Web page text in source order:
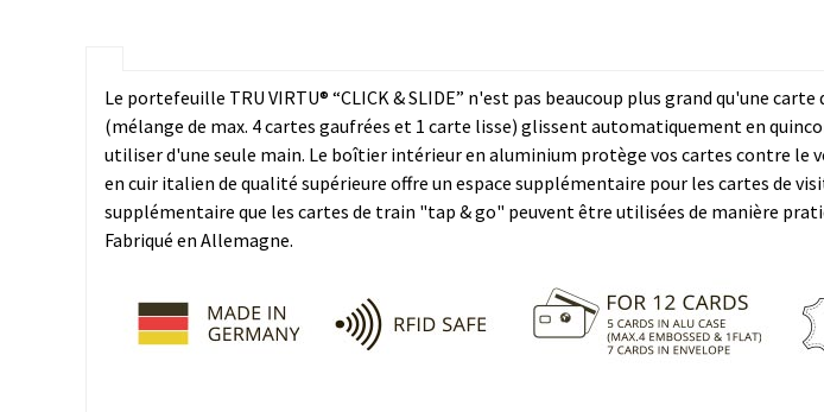
Le portefeuille TRU VIRTU® “CLICK & SLIDE” n'est pas beaucoup plus grand qu'une
(mélange de max. 4 cartes gaufrées et 1 carte lisse) glissent automatiquement en
utiliser d'une seule main. Le boîtier intérieur en aluminium protège vos cartes contre le
en cuir italien de qualité supérieure offre un espace supplémentaire pour les cartes de
supplémentaire que les cartes de train "tap & go" peuvent être utilisées de manière
Fabriqué en Allemagne.